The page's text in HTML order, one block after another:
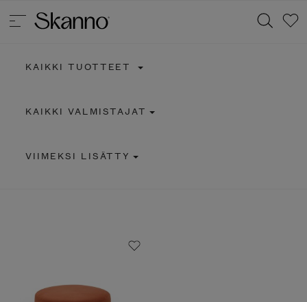
KAIKKI TUOTTEET
KAIKKI VALMISTAJAT
VIIMEKSI LISÄTTY